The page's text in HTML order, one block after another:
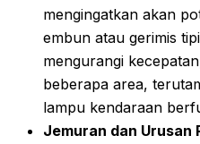
mengingatkan akan
embun atau gerimis
mengurangi
beberapa area,
lampu kendaraan
Jemuran dan Urusan